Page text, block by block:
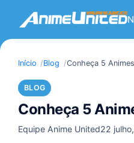
Início Blog Conheça 5
BLOG
Conheça 5
Equipe Anime United22